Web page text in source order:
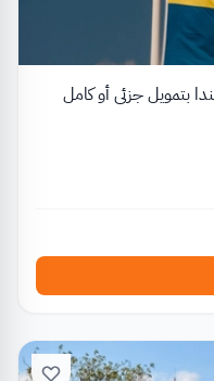
بتمويل جزئي أو كامل